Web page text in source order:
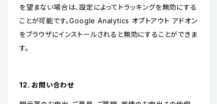
を望まない場合は、設定によってトラッキングを無効にする
ことが可能です。Google Analytics オプトアウト アドオン
をブラウザにインストールされると無効にすることができま
す。
12. お問い合わせ